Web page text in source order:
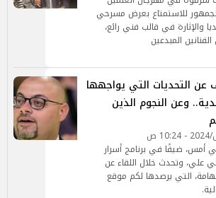
للاستمتاع بعرض مسرحي
والإثارة في قالب فني رائع،
المبدعين
التحديات التي يواجهها
وعن النجوم الذين
أمس، ضيفًا في برنامج أسرار
علي، وتحدث خلال اللقاء عن
التي يرصدها لكم موقع